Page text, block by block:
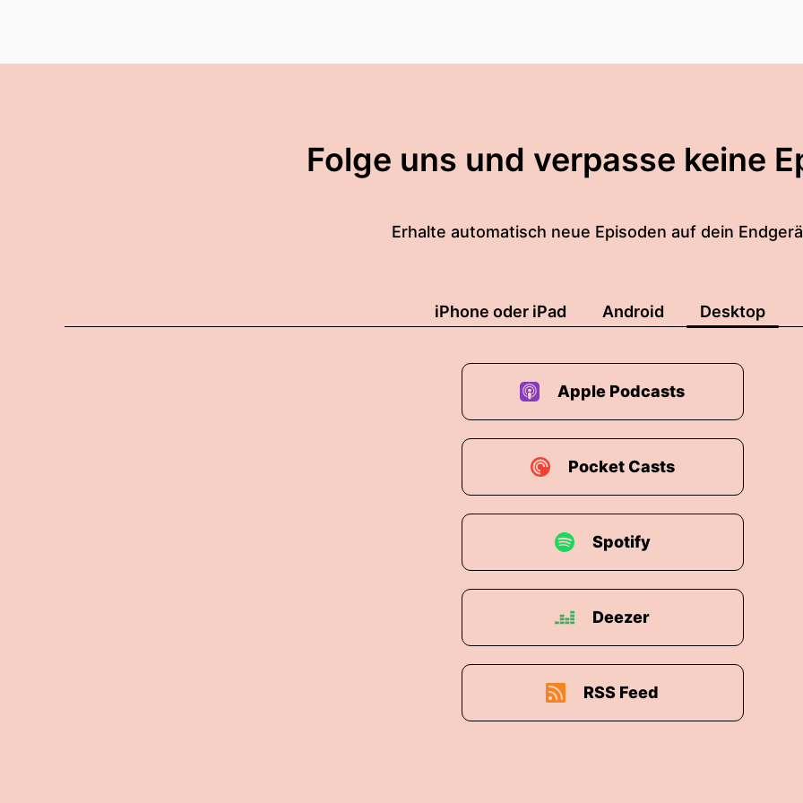
Folge uns und verpasse keine
Erhalte automatisch neue Episoden auf dein
iPhone oder iPad Android Desktop
Apple Podcasts
Pocket Casts
Spotify
Deezer
RSS Feed